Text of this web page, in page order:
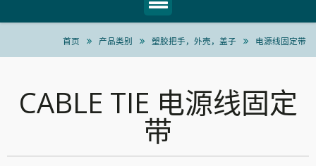
首页 产品类别 塑胶把手，外壳，盖子 电源线固定带
CABLE TIE 电源线固定
带